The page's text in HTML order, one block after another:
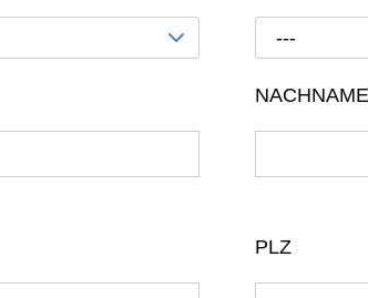
---
NACHNAME
PLZ